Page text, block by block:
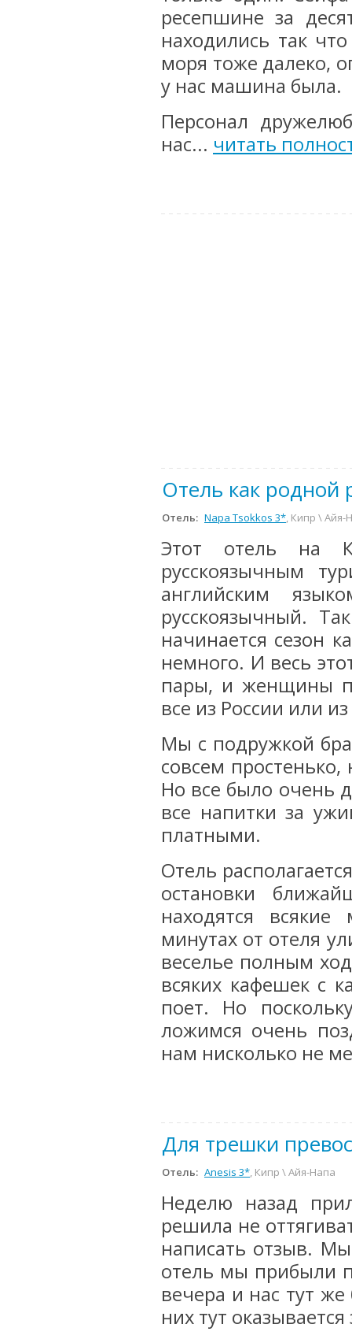
ресепшине за
находились так
моря тоже далеко,
у нас машина была.
Персонал
нас... читать
Отель как родной
Отель: Napa Tsokkos 3*, Кипр \ Айя-
Этот отель на
русскоязычным
английским
русскоязычный.
начинается сезон
немного. И весь
пары, и женщины
все из России или
Мы с подружкой
совсем
Но все было очень
все напитки за
платными.
Отель
остановки
находятся
минутах от отеля
веселье полным
всяких кафешек с
поет. Но
ложимся очень
нам нисколько не
Для трешки
Отель: Anesis 3*, Кипр \ Айя-Напа
Неделю назад
решила не
написать отзыв.
отель мы прибыли
вечера и нас тут
них тут